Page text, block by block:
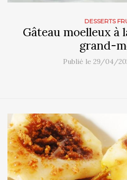
DESSERTS
Gâteau moelleux à
grand-
Publié le 29/04/